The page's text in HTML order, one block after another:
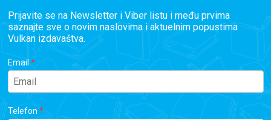
Prijavite se na Newsletter i Viber listu i među prvima
saznajte sve o novim naslovima i aktuelnim popustima
Vulkan izdavaštva.
Email
Telefon